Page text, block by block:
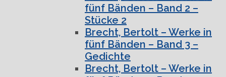
fünf Bänden – Band 2 –
Stücke 2
Brecht, Bertolt – Werke in
fünf Bänden – Band 3 –
Gedichte
Brecht, Bertolt – Werke in